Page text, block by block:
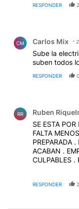
talón de
fracaso: el
asi.
RESPONDER 2
CM Carlos Mix
Sube la
suben todos
RESPONDER 0
RR Ruben
SE ESTA
FALTA
PREPARADA
ACABAN .
CULPABLES .
CON
DESPUES
RESPONDER 2